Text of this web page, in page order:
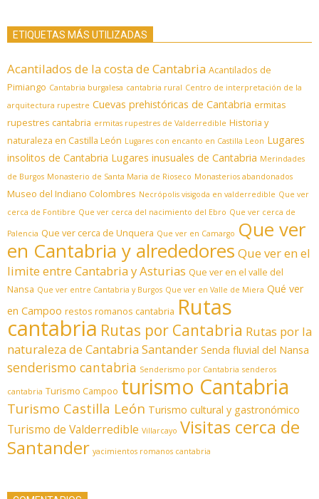
ETIQUETAS MÁS UTILIZADAS
Acantilados de la costa de Cantabria Acantilados de
Pimiango Cantabria burgalesa cantabria rural Centro de interpretación de la
arquitectura rupestre Cuevas prehistóricas de Cantabria ermitas
rupestres cantabria ermitas rupestres de Valderredible Historia y
naturaleza en Castilla León Lugares con encanto en Castilla Leon Lugares
insolitos de Cantabria Lugares inusuales de Cantabria Merindades
de Burgos Monasterio de Santa Maria de Rioseco Monasterios abandonados
Museo del Indiano Colombres Necrópolis visigoda en valderredible Que ver
cerca de Fontibre Que ver cerca del nacimiento del Ebro Que ver cerca de
Palencia Que ver cerca de Unquera Que ver en Camargo Que ver
en Cantabria y alrededores Que ver en el
limite entre Cantabria y Asturias Que ver en el valle del
Nansa Que ver entre Cantabria y Burgos Que ver en Valle de Miera Qué ver
en Campoo restos romanos cantabria Rutas
cantabria Rutas por Cantabria Rutas por la
naturaleza de CantabriaSantander Senda fluvial del Nansa
senderismo cantabria Senderismo por Cantabria senderos
cantabria Turismo Campoo turismo Cantabria
Turismo Castilla León Turismo cultural y gastronómico
Turismo de Valderredible Villarcayo Visitas cerca de
Santander yacimientos romanos cantabria